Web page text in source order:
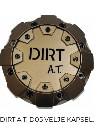
DIRT A.T. D05 VELJE KAPSEL.